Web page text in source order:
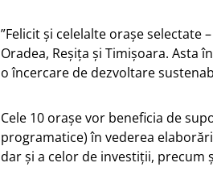
”Felicit și celelalte orașe selectate
Oradea, Reșița și Timișoara. Asta
o încercare de dezvoltare
Cele 10 orașe vor beneficia de
programatice) în vederea
dar și a celor de investiții, precum